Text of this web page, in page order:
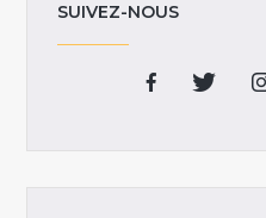
SUIVEZ-NOUS